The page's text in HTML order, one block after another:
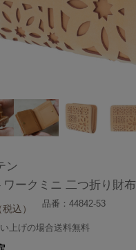
ン
ワークミニ 二つ折り財布
税込） 品番：44842-53
上げの場合送料無料